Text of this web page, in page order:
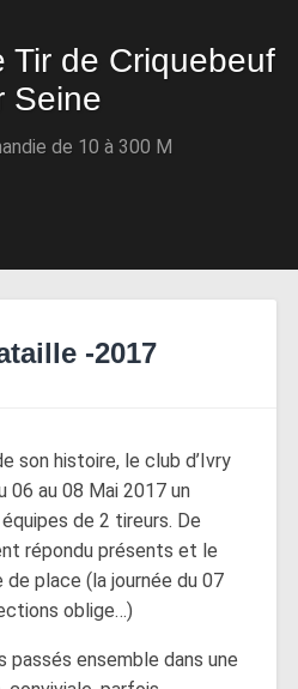
Tir de Criquebeuf
Seine
de 10 à 300 M
-2017
son histoire, le club d’Ivry
06 au 08 Mai 2017 un
de 2 tireurs. De
répondu présents et le
place (la journée du 07
oblige…)
passés ensemble dans une